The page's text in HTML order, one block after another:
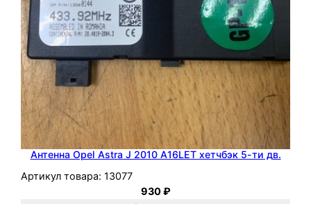
Антенна Opel Astra J 2010 A16LET хетчбэк 5-ти дв.
Артикул товара: 13077
930₽